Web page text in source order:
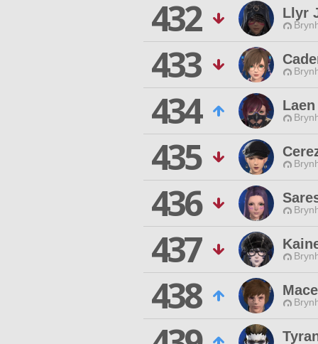
432 Llyr
433
434
435
436
437
438